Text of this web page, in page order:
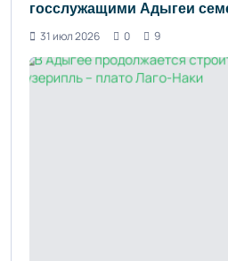
госслужащими Адыгеи
31 июл 2026
0 9